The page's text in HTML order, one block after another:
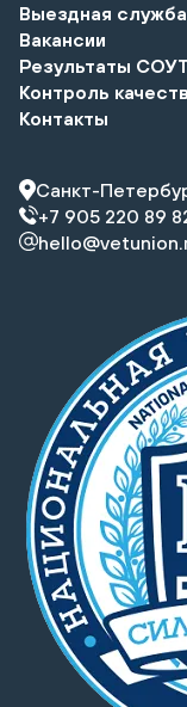
Выездная служба
Вакансии
Результаты
Контроль
Контакты
Санкт-
+7 905 220 89